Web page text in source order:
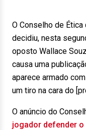
O Conselho de
decidiu, nesta
oposto Wallace
causa uma
aparece armado
um tiro na cara do
O anúncio do
jogador defender